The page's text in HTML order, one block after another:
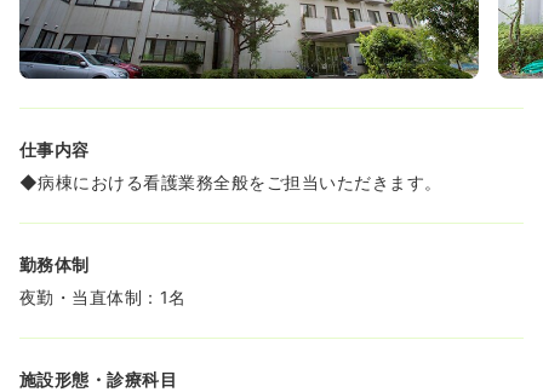
仕事内容
◆病棟における看護業務全般をご担当いただきます。
勤務体制
夜勤・当直体制：1名
施設形態・診療科目